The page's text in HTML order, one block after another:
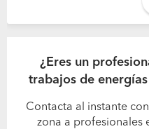
¿Eres un
trabajos de
Contacta al instante
zona a profesionales